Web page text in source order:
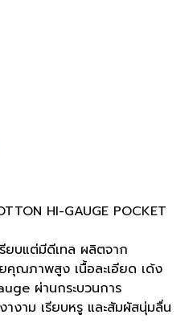
HI-GAUGE POCKET
ยบแต่มีดีเทล ผลิตจาก
คุณภาพสูง เนื้อละเอียด เด้ง
ผ่านกระบวนการ
างาม เรียบหรู และสัมผัสนุ่มลื่น